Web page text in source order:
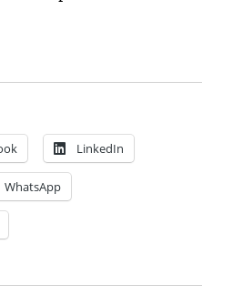
LinkedIn
WhatsApp